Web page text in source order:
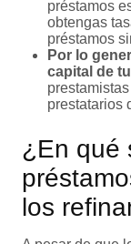
préstamos
obtengas
préstamos
Por lo
capital de
prestatarios
¿En qué
los